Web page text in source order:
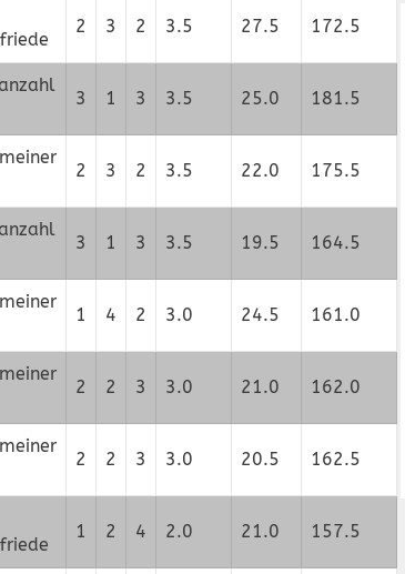
2 3 2 3.5 27.5 172.5
3 1 3 3.5 25.0 181.5
2 3 2 3.5 22.0 175.5
3 1 3 3.5 19.5 164.5
1 4 2 3.0 24.5 161.0
2 2 3 3.0 21.0 162.0
2 2 3 3.0 20.5 162.5
1 2 4 2.0 21.0 157.5